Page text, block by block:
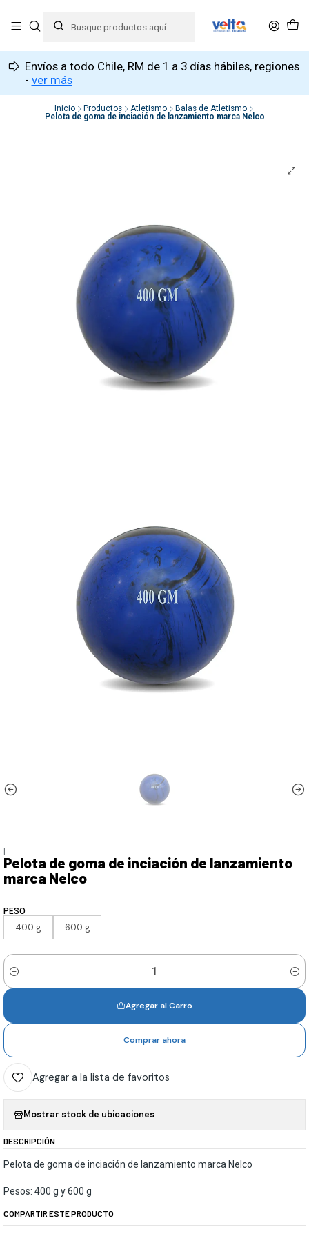
Envíos a todo Chile, RM de 1 a 3 días hábiles, regiones
- ver más
Inicio Productos Atletismo
Balas de Atletismo
Pelota de goma de inciación de lanzamiento marca Nelco
|
Pelota de goma de inciación de lanzamiento
marca Nelco
PESO
400 g 600 g
Cantidad
Agregar al Carro
Comprar ahora
Agregar a la lista de favoritos
Mostrar stock de ubicaciones
DESCRIPCIÓN
Pelota de goma de inciación de lanzamiento marca Nelco
Pesos: 400 g y 600 g
COMPARTIR ESTE PRODUCTO